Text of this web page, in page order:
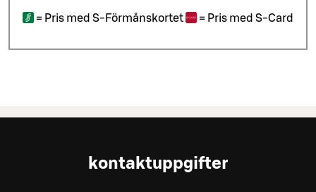
= Pris med S-Förmånskortet = Pris med S-Card
kontaktuppgifter